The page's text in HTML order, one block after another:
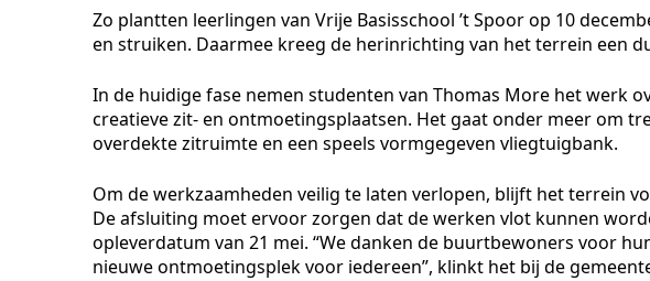
Zo plantten leerlingen van Vrije Basisschool ’t Spoor op 10
en struiken. Daarmee kreeg de herinrichting van het terrein een
In de huidige fase nemen studenten van Thomas More het werk
creatieve zit- en ontmoetingsplaatsen. Het gaat onder meer om
overdekte zitruimte en een speels vormgegeven vliegtuigbank.
Om de werkzaamheden veilig te laten verlopen, blijft het terrein
De afsluiting moet ervoor zorgen dat de werken vlot kunnen
opleverdatum van 21 mei. “We danken de buurtbewoners voor
nieuwe ontmoetingsplek voor iedereen”, klinkt het bij de